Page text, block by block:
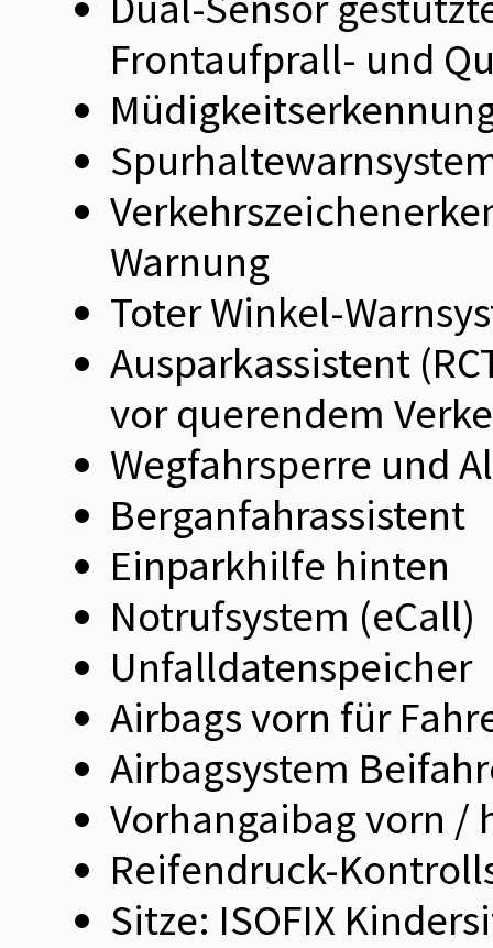
Frontaufprall- und
Warnung
Toter Winkel-
Ausparkassistent
vor querendem
Wegfahrsperre und
Berganfahrassistent
Einparkhilfe hinten
Notrufsystem (eCall)
Unfalldatenspeicher
Airbags vorn für
Airbagsystem
Vorhangaibag vorn /
Reifendruck-
Sitze: ISOFIX